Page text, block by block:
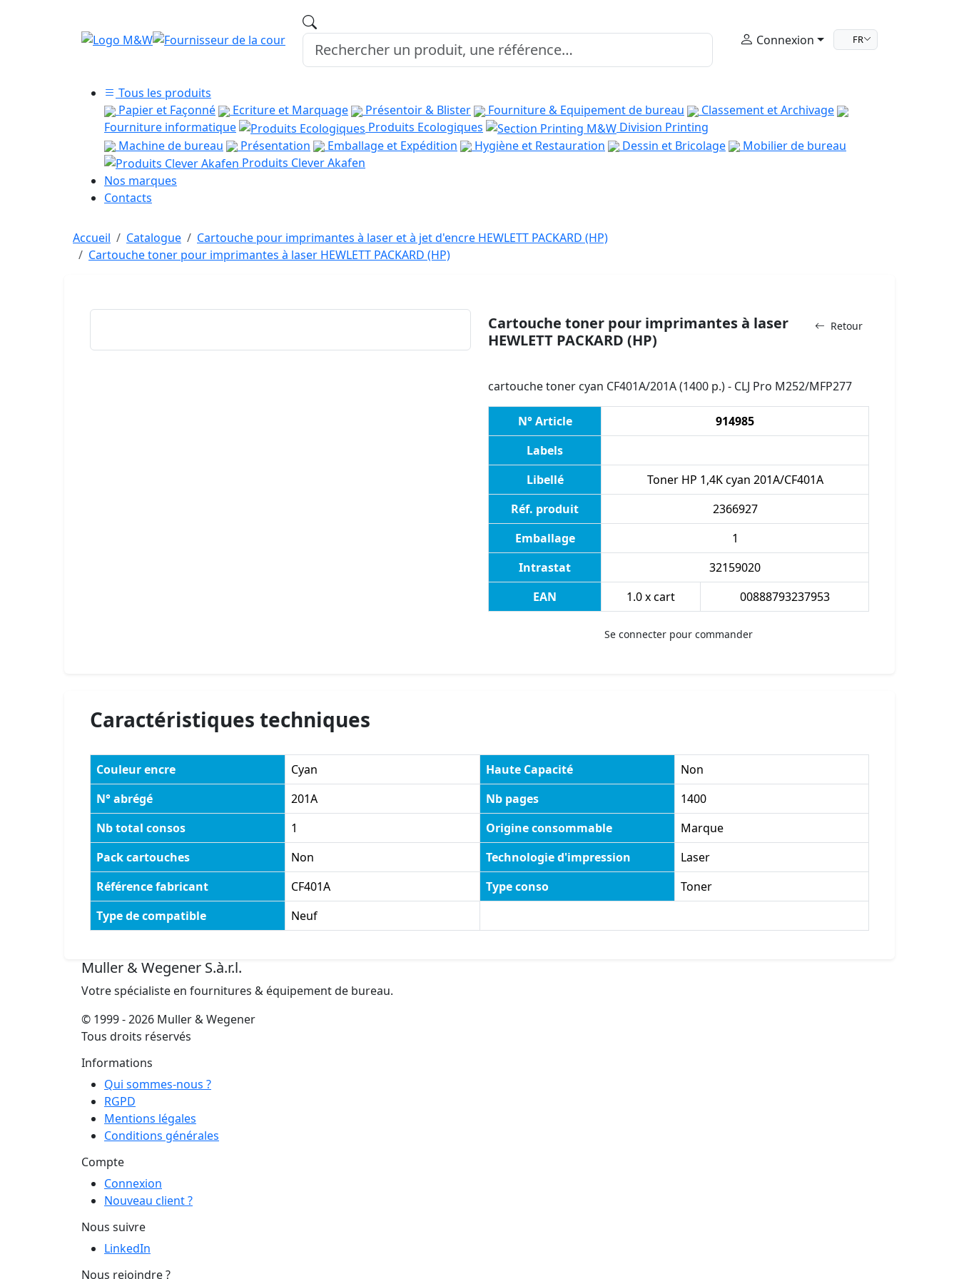
Connexion FR
Tous les produits
Papier et Façonné
Ecriture et Marquage Présentoir & Blister Fourniture & Equipement de bureau
Classement et Archivage
Fourniture informatique
Produits Ecologiques
Division Printing
Machine de bureau
Présentation Emballage et Expédition Hygiène et Restauration Dessin et Bricolage
Mobilier de bureau
Produits Clever Akafen
Nos marques
Contacts
Accueil Catalogue
Cartouche pour imprimantes à laser et à jet d'encre HEWLETT PACKARD (HP)
Cartouche toner pour imprimantes à laser HEWLETT PACKARD (HP)
Retour
Cartouche toner pour imprimantes à laser
HEWLETT PACKARD (HP)
cartouche toner cyan CF401A/201A (1400 p.) - CLJ Pro M252/MFP277
N° Article
914985
Labels
Libellé
Toner HP 1,4K cyan 201A/CF401A
Réf. produit
2366927
Emballage
1
Intrastat
32159020
EAN
1.0 x cart 00888793237953
Se connecter pour commander
Caractéristiques techniques
Couleur encre Cyan Haute Capacité
Non
N° abrégé
201A Nb pages
1400
Nb total consos
1 Origine consommable
Marque
Pack cartouches
Non Technologie d'impression
Laser
Référence fabricant
CF401A Type conso
Toner
Type de compatible
Neuf
Muller & Wegener S.à.r.l.
Votre spécialiste en fournitures & équipement de bureau.
© 1999 - 2026 Muller & Wegener
Tous droits réservés
Informations
Qui sommes-nous ?
RGPD
Mentions légales
Conditions générales
Compte
Connexion
Nouveau client ?
Nous suivre
LinkedIn
Nous rejoindre ?